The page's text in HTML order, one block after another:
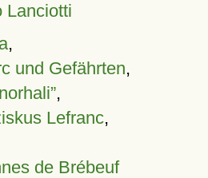
Lanciotti
,
und Gefährten,
,
Lefranc,
de Brébeuf